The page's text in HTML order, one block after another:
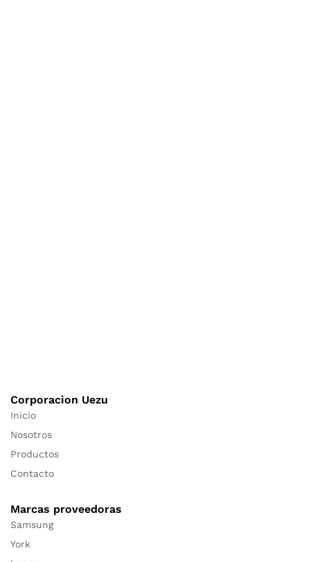
Corporacion Uezu
Inicio
Nosotros
Productos
Contacto
Marcas proveedoras
Samsung
York